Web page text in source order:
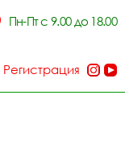
Пн-Пт с 9.00 до 18.00
Регистрация